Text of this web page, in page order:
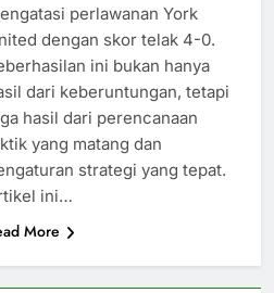
perlawanan York
dengan skor telak 4-0.
ini bukan hanya
dari keberuntungan, tetapi
hasil dari perencanaan
yang matang dan
strategi yang tepat.
ini…
More